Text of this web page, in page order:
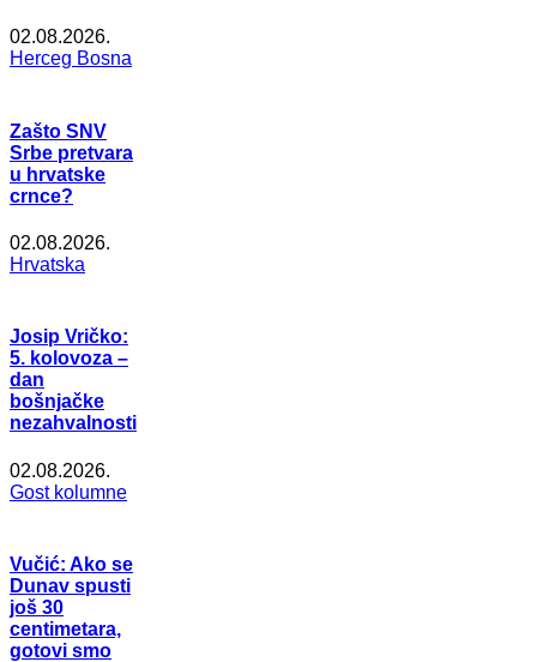
02.08.2026.
Herceg Bosna
Zašto SNV
Srbe pretvara
u hrvatske
crnce?
02.08.2026.
Hrvatska
Josip Vričko:
5. kolovoza –
dan
bošnjačke
nezahvalnosti
02.08.2026.
Gost kolumne
Vučić: Ako se
Dunav spusti
još 30
centimetara,
gotovi smo